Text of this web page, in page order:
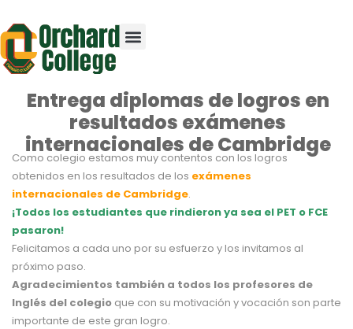
Entrega diplomas de logros en
resultados exámenes
internacionales de Cambridge
Como colegio estamos muy contentos con los logros
obtenidos en los resultados de los exámenes
internacionales de Cambridge.
¡Todos los estudiantes que rindieron ya sea el PET o FCE
pasaron!
Felicitamos a cada uno por su esfuerzo y los invitamos al
próximo paso.
Agradecimientos también a todos los profesores de
Inglés del colegio que con su motivación y vocación son parte
importante de este gran logro.